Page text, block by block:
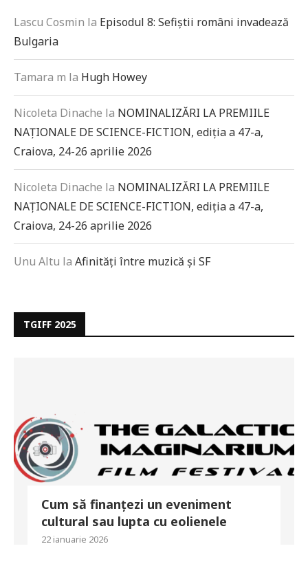
Lascu Cosmin la Episodul 8: Sefiștii români invadează
Bulgaria
Tamara m la Hugh Howey
Nicoleta Dinache la NOMINALIZĂRI LA PREMIILE
NAȚIONALE DE SCIENCE-FICTION, ediția a 47-a,
Craiova, 24-26 aprilie 2026
Nicoleta Dinache la NOMINALIZĂRI LA PREMIILE
NAȚIONALE DE SCIENCE-FICTION, ediția a 47-a,
Craiova, 24-26 aprilie 2026
Unu Altu la Afinități între muzică și SF
TGIFF 2025
Cum să finanțezi un eveniment
cultural sau lupta cu eolienele
22 ianuarie 2026